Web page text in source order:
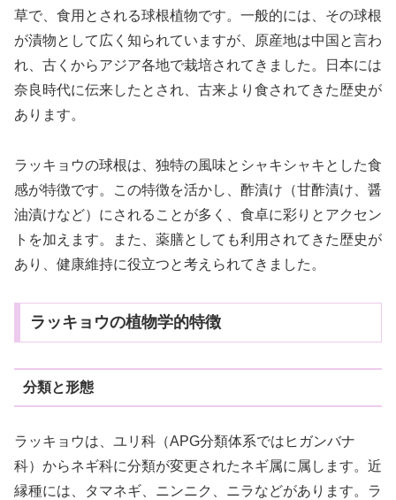
草で、食用とされる球根植物です。一般的には、その球根
が漬物として広く知られていますが、原産地は中国と言わ
れ、古くからアジア各地で栽培されてきました。日本には
奈良時代に伝来したとされ、古来より食されてきた歴史が
あります。
ラッキョウの球根は、独特の風味とシャキシャキとした食
感が特徴です。この特徴を活かし、酢漬け（甘酢漬け、醤
油漬けなど）にされることが多く、食卓に彩りとアクセン
トを加えます。また、薬膳としても利用されてきた歴史が
あり、健康維持に役立つと考えられてきました。
ラッキョウの植物学的特徴
分類と形態
ラッキョウは、ユリ科（APG分類体系ではヒガンバナ
科）からネギ科に分類が変更されたネギ属に属します。近
縁種には、タマネギ、ニンニク、ニラなどがあります。ラ